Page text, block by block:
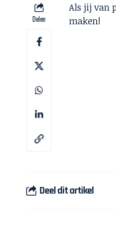
Delen
Als jij van
maken!
Deel dit artikel